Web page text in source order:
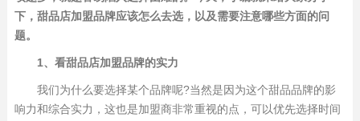
下，甜品店加盟品牌应该怎么去选，以及需要注意哪些方面的问
题。
1、看甜品店加盟品牌的实力
我们为什么要选择某个品牌呢?当然是因为这个甜品品牌的影
响力和综合实力，这也是加盟商非常重视的点，可以优先选择时间